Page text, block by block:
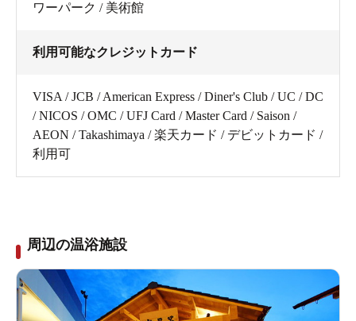
ワーパーク / 美術館
利用可能なクレジットカード
VISA / JCB / American Express / Diner's Club / UC / DC
/ NICOS / OMC / UFJ Card / Master Card / Saison /
AEON / Takashimaya / 楽天カード / デビットカード /
利用可
周辺の温浴施設